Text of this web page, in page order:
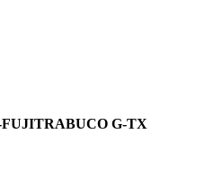
FUJITRABUCO G-TX